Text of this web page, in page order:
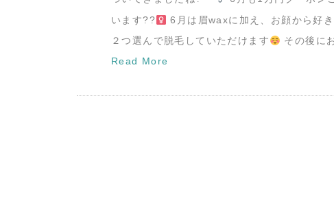
います??‍
6月は眉waxに加え、お顔から好
２つ選んで脱毛していただけます
その後に
Read More